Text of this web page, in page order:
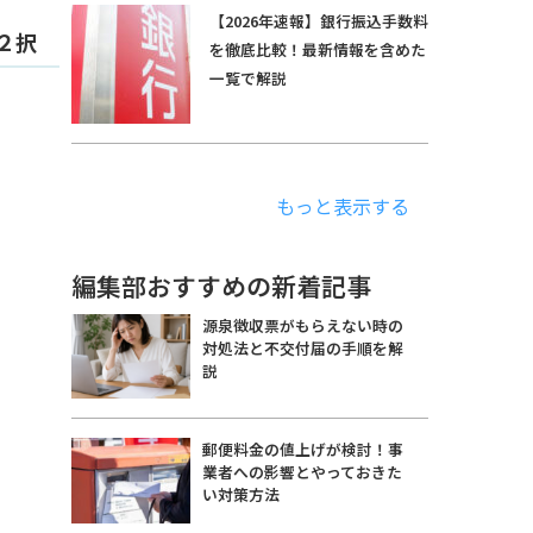
択
【2026年速報】銀行振込手数料
を徹底比較！最新情報を含めた
一覧で解説
もっと表示する
編集部おすすめの新着記事
源泉徴収票がもらえない時の
対処法と不交付届の手順を解
説
郵便料金の値上げが検討！事
業者への影響とやっておきた
い対策方法